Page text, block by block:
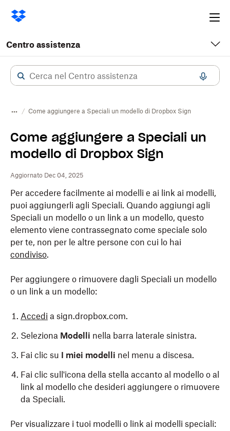
Centro assistenza
Come aggiungere a Speciali un modello di Dropbox Sign
Come aggiungere a Speciali un
modello di Dropbox Sign
Aggiornato Dec 04, 2025
Per accedere facilmente ai modelli e ai link ai modelli,
puoi aggiungerli agli Speciali. Quando aggiungi agli
Speciali un modello o un link a un modello, questo
elemento viene contrassegnato come speciale solo
per te, non per le altre persone con cui lo hai
condiviso.
Per aggiungere o rimuovere dagli Speciali un modello
o un link a un modello:
Accedi a sign.dropbox.com.
Seleziona Modelli nella barra laterale sinistra.
Fai clic su I miei modelli nel menu a discesa.
Fai clic sull'icona della stella accanto al modello o al
link al modello che desideri aggiungere o rimuovere
da Speciali.
Per visualizzare i tuoi modelli o link ai modelli speciali: